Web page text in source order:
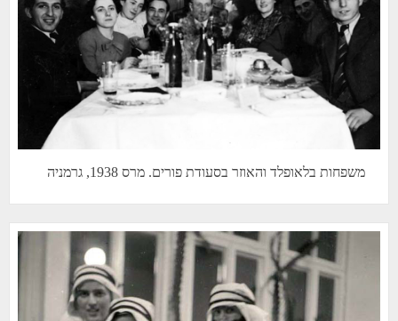
משפחות בלאופלד והאוזר בסעודת פורים. מרס 1938, גרמניה